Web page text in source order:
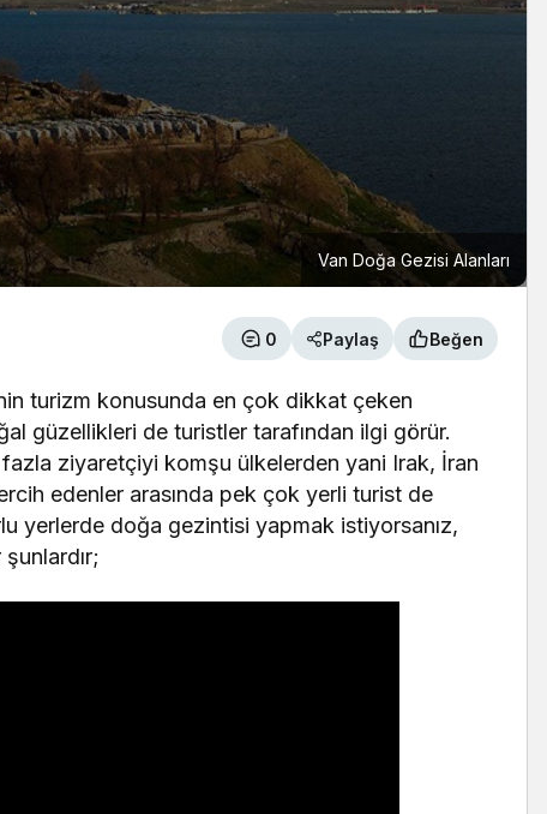
Van Doğa Gezisi Alanları
0 Paylaş Beğen
turizm konusunda en çok dikkat çeken
güzellikleri de turistler tarafından ilgi görür.
ziyaretçiyi komşu ülkelerden yani Irak, İran
edenler arasında pek çok yerli turist de
yerlerde doğa gezintisi yapmak istiyorsanız,